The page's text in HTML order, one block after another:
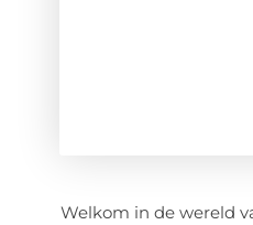
Welkom in de wereld